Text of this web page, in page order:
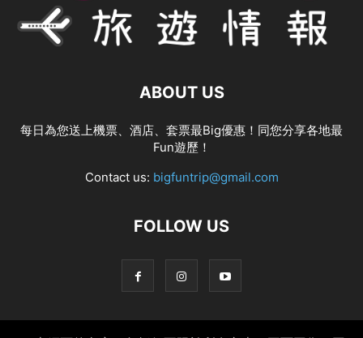
ABOUT US
每日為您送上機票、酒店、套票最Big優惠！同您分享各地最
Fun遊歷！
Contact us: bigfuntrip@gmail.com
FOLLOW US